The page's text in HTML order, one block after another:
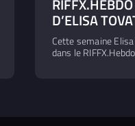
D’ELISA
Cette semaine
dans le